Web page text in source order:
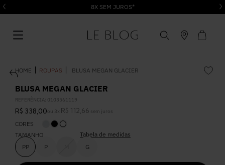
8X SEM JUROS*
ROUPAS BLUSA MEGAN GLACIER
BLUSA MEGAN GLACIER
REFERÊNCIA: 0103561119
R$ 338,00 ou 3 x R$ 112 66 sem juros
CORES
TAMANHO
PP
P G
Tabela de medidas
1º Vestido
2